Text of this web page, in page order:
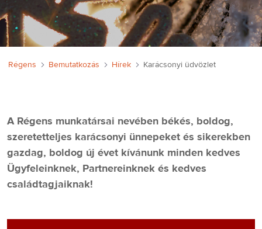
Régens Bemutatkozás Hírek Karácsonyi üdvözlet
A Régens munkatársai nevében békés, boldog,
szeretetteljes karácsonyi ünnepeket és sikerekben
gazdag, boldog új évet kívánunk minden kedves
Ügyfeleinknek, Partnereinknek és kedves
családtagjaiknak!